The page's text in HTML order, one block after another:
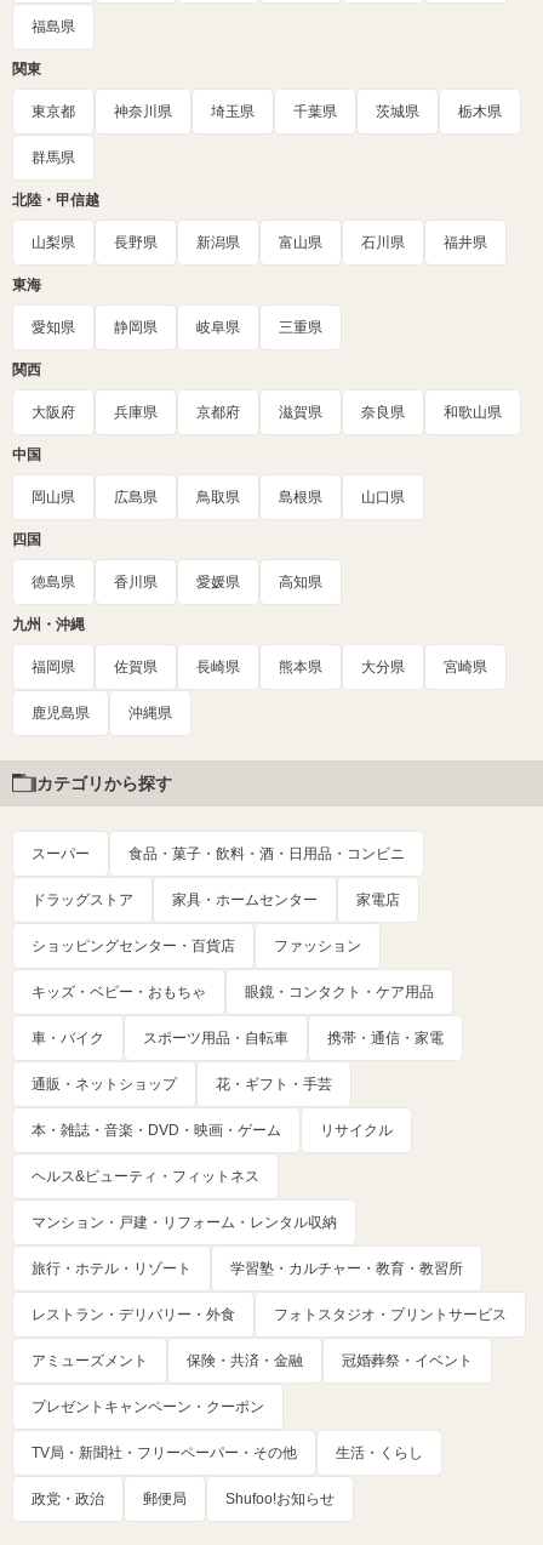
福島県
関東
東京都 神奈川県 埼玉県 千葉県 茨城県 栃木県
群馬県
北陸・甲信越
山梨県 長野県 新潟県 富山県 石川県 福井県
東海
愛知県 静岡県 岐阜県 三重県
関西
大阪府 兵庫県 京都府 滋賀県 奈良県 和歌山県
中国
岡山県 広島県 鳥取県 島根県 山口県
四国
徳島県 香川県 愛媛県 高知県
九州・沖縄
福岡県 佐賀県 長崎県 熊本県 大分県 宮崎県
鹿児島県 沖縄県
カテゴリから探す
スーパー 食品・菓子・飲料・酒・日用品・コンビニ
ドラッグストア 家具・ホームセンター 家電店
ショッピングセンター・百貨店 ファッション
キッズ・ベビー・おもちゃ 眼鏡・コンタクト・ケア用品
車・バイク スポーツ用品・自転車 携帯・通信・家電
通販・ネットショップ 花・ギフト・手芸
本・雑誌・音楽・DVD・映画・ゲーム リサイクル
ヘルス&ビューティ・フィットネス
マンション・戸建・リフォーム・レンタル収納
旅行・ホテル・リゾート 学習塾・カルチャー・教育・教習所
レストラン・デリバリー・外食 フォトスタジオ・プリントサービス
アミューズメント 保険・共済・金融 冠婚葬祭・イベント
プレゼントキャンペーン・クーポン
TV局・新聞社・フリーペーパー・その他 生活・くらし
政党・政治 郵便局 Shufoo!お知らせ